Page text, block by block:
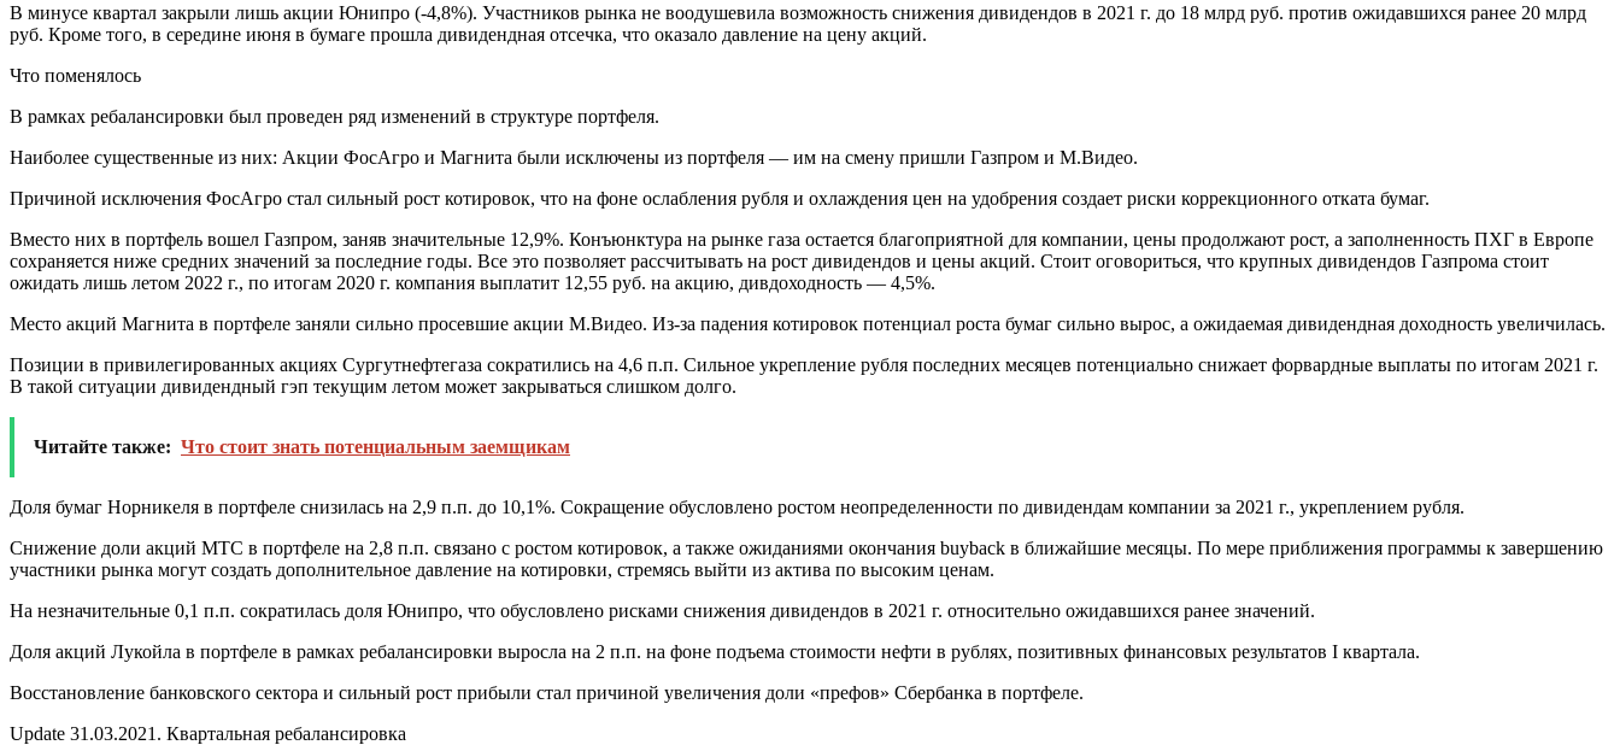
В минусе квартал закрыли лишь акции Юнипро (-4,8%). Участников рынка не воодушевила возможность снижения дивидендов в 2021 г. до 18 млрд руб. против ожидавшихся ранее 20 млрд
руб. Кроме того, в середине июня в бумаге прошла дивидендная отсечка, что оказало давление на цену акций.
Что поменялось
В рамках ребалансировки был проведен ряд изменений в структуре портфеля.
Наиболее существенные из них: Акции ФосАгро и Магнита были исключены из портфеля — им на смену пришли Газпром и М.Видео.
Причиной исключения ФосАгро стал сильный рост котировок, что на фоне ослабления рубля и охлаждения цен на удобрения создает риски коррекционного отката бумаг.
Вместо них в портфель вошел Газпром, заняв значительные 12,9%. Конъюнктура на рынке газа остается благоприятной для компании, цены продолжают рост, а заполненность ПХГ в Европе
сохраняется ниже средних значений за последние годы. Все это позволяет рассчитывать на рост дивидендов и цены акций. Стоит оговориться, что крупных дивидендов Газпрома стоит
ожидать лишь летом 2022 г., по итогам 2020 г. компания выплатит 12,55 руб. на акцию, дивдоходность — 4,5%.
Место акций Магнита в портфеле заняли сильно просевшие акции М.Видео. Из-за падения котировок потенциал роста бумаг сильно вырос, а ожидаемая дивидендная доходность увеличилась.
Позиции в привилегированных акциях Сургутнефтегаза сократились на 4,6 п.п. Сильное укрепление рубля последних месяцев потенциально снижает форвардные выплаты по итогам 2021 г.
В такой ситуации дивидендный гэп текущим летом может закрываться слишком долго.
Читайте также: Что стоит знать потенциальным заемщикам
Доля бумаг Норникеля в портфеле снизилась на 2,9 п.п. до 10,1%. Сокращение обусловлено ростом неопределенности по дивидендам компании за 2021 г., укреплением рубля.
Снижение доли акций МТС в портфеле на 2,8 п.п. связано с ростом котировок, а также ожиданиями окончания buyback в ближайшие месяцы. По мере приближения программы к завершению
участники рынка могут создать дополнительное давление на котировки, стремясь выйти из актива по высоким ценам.
На незначительные 0,1 п.п. сократилась доля Юнипро, что обусловлено рисками снижения дивидендов в 2021 г. относительно ожидавшихся ранее значений.
Доля акций Лукойла в портфеле в рамках ребалансировки выросла на 2 п.п. на фоне подъема стоимости нефти в рублях, позитивных финансовых результатов I квартала.
Восстановление банковского сектора и сильный рост прибыли стал причиной увеличения доли «префов» Сбербанка в портфеле.
Update 31.03.2021. Квартальная ребалансировка